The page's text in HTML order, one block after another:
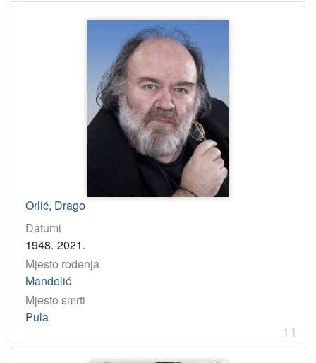
Orlić, Drago
Datumi
1948.-2021.
Mjesto rođenja
Mandelić
Mjesto smrti
Pula
11